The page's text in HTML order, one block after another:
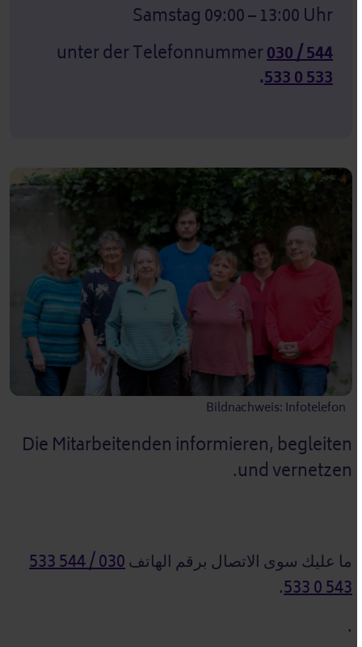
Samstag 09:00 – 13:00 Uhr
unter der Telefonnummer030 / 544
533 0 533
.
Bildnachweis: Infotelefon
Die Mitarbeitenden informieren, begleiten
und vernetzen.
ما عليك سوى الاتصال برقم الهاتف
030 / 544 533
543 0 533
.